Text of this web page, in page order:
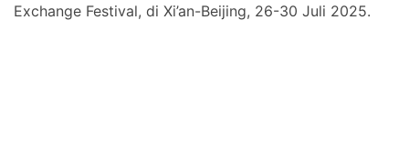
Exchange Festival, di Xi’an-Beijing, 26-30 Juli 2025.